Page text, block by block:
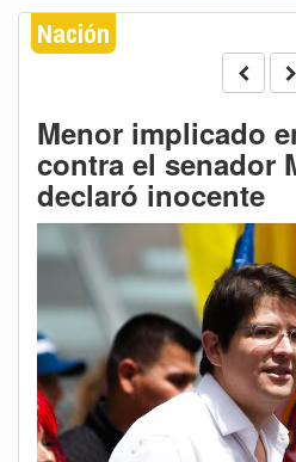
Nación
Menor implicado
contra el senador
declaró inocente